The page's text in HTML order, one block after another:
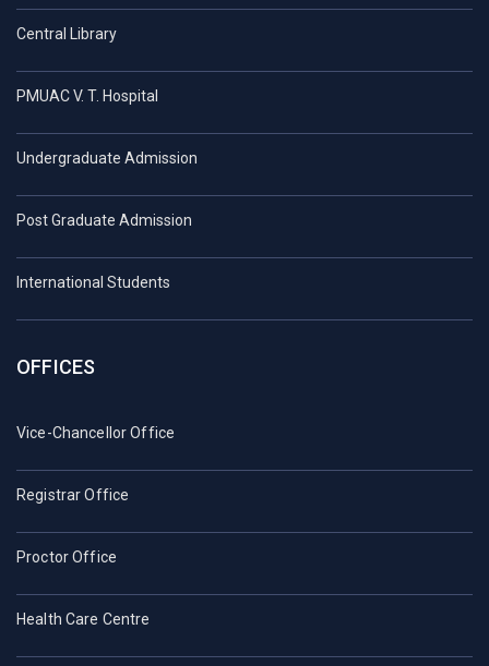
Central Library
PMUAC V. T. Hospital
Undergraduate Admission
Post Graduate Admission
International Students
OFFICES
Vice-Chancellor Office
Registrar Office
Proctor Office
Health Care Centre